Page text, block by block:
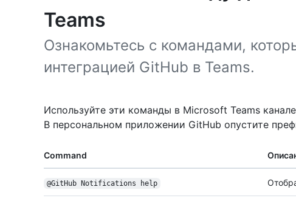
Teams
Ознакомьтесь с командами,
интеграцией GitHub в Teams.
Используйте эти команды в Microsoft Teams
В персональном приложении GitHub опустите
Command
@GitHub Notifications help